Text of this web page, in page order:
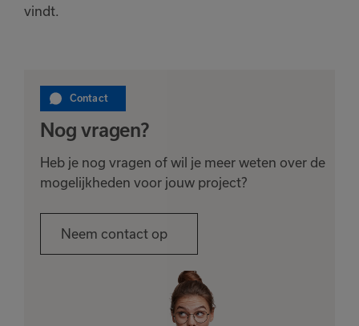
vindt.
Contact
Nog vragen?
Heb je nog vragen of wil je meer weten over de
mogelijkheden voor jouw project?
Neem contact op